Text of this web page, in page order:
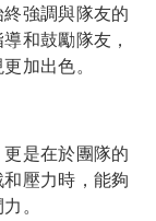
強調與隊友的
和鼓勵隊友，
加出色。
是在於團隊的
壓力時，能夠
。